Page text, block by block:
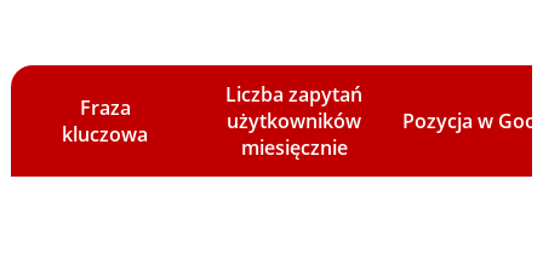
Fraza
kluczowa
Liczba zapytań
użytkowników
miesięcznie
Pozycja w